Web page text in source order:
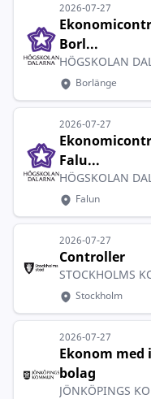
2026-07-27
Borl...
HÖGSKOLAN
Borlänge
2026-07-27
Falu...
HÖGSKOLAN
Falun
2026-07-27
Controller
STOCKHOLMS
Stockholm
2026-07-27
Ekonom
bolag
JÖNKÖPINGS